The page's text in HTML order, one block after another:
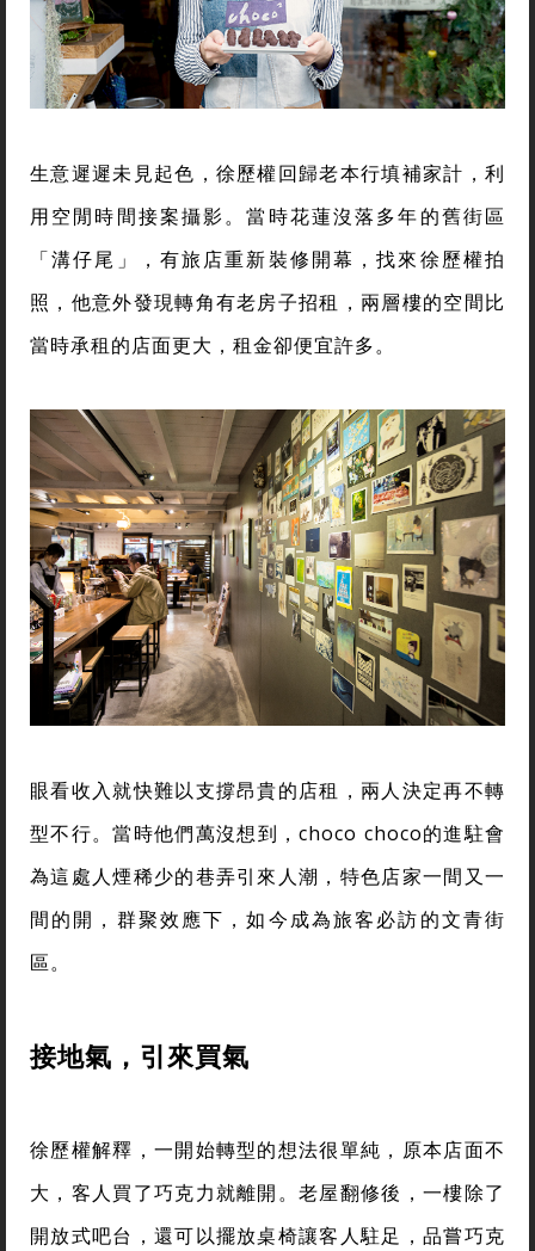
生意遲遲未見起色，徐歷權回歸老本行填補家計，利
用空閒時間接案攝影。當時花蓮沒落多年的舊街區
「溝仔尾」，有旅店重新裝修開幕，找來徐歷權拍
照，他意外發現轉角有老房子招租，兩層樓的空間比
當時承租的店面更大，租金卻便宜許多。
眼看收入就快難以支撐昂貴的店租，兩人決定再不轉
型不行。當時他們萬沒想到，choco choco的進駐會
為這處人煙稀少的巷弄引來人潮，特色店家一間又一
間的開，群聚效應下，如今成為旅客必訪的文青街
區。
接地氣，引來買氣
徐歷權解釋，一開始轉型的想法很單純，原本店面不
大，客人買了巧克力就離開。老屋翻修後，一樓除了
開放式吧台，還可以擺放桌椅讓客人駐足，品嘗巧克